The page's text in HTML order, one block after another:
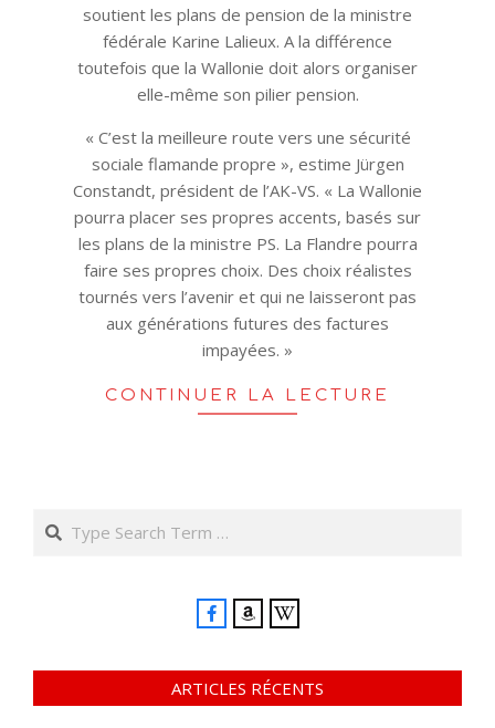
soutient les plans de pension de la ministre
fédérale Karine Lalieux. A la différence
toutefois que la Wallonie doit alors organiser
elle-même son pilier pension.
« C’est la meilleure route vers une sécurité
sociale flamande propre », estime Jürgen
Constandt, président de l’AK-VS. « La Wallonie
pourra placer ses propres accents, basés sur
les plans de la ministre PS. La Flandre pourra
faire ses propres choix. Des choix réalistes
tournés vers l’avenir et qui ne laisseront pas
aux générations futures des factures
impayées. »
CONTINUER LA LECTURE
Search
ARTICLES RÉCENTS